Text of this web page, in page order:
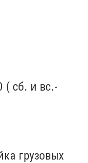
( сб. и вс.-
грузовых